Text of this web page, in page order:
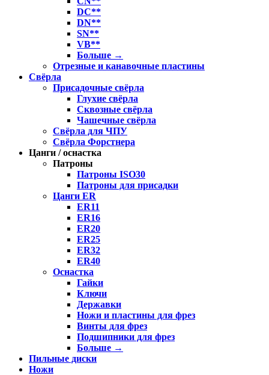
DC**
DN**
SN**
VB**
Больше →
Отрезные и канавочные пластины
Свёрла
Присадочные свёрла
Глухие свёрла
Сквозные свёрла
Чашечные свёрла
Свёрла для ЧПУ
Свёрла Форстнера
Цанги / оснастка
Патроны
Патроны ISO30
Патроны для присадки
Цанги ER
ER11
ER16
ER20
ER25
ER32
ER40
Оснастка
Гайки
Ключи
Державки
Ножи и пластины для фрез
Винты для фрез
Подшипники для фрез
Больше →
Пильные диски
Ножи